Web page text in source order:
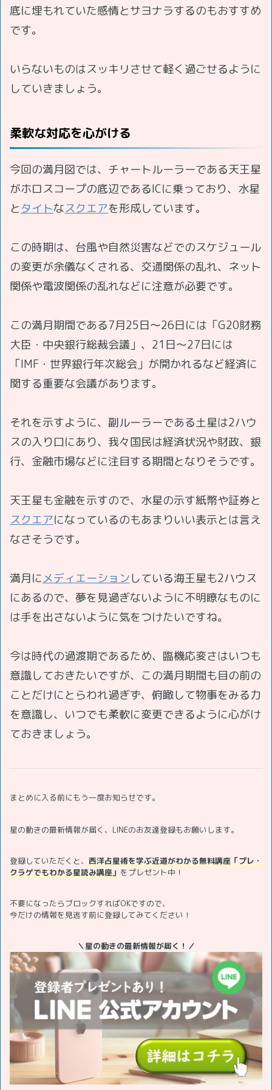
底に埋もれていた感情とサヨナラするのもおすすめ
です。
いらないものはスッキリさせて軽く過ごせるように
していきましょう。
柔軟な対応を心がける
今回の満月図では、チャートルーラーである天王星
がホロスコープの底辺であるICに乗っており、水星
と タイトなスクエアを形成しています。
この時期は、台風や自然災害などでのスケジュール
の変更が余儀なくされる、交通関係の乱れ、ネット
関係や電波関係の乱れなどに注意が必要です。
この満月期間である7月25日～26日には「G20財務
大臣・中央銀行総裁会議」、21日～27日には
「IMF・世界銀行年次総会」が開かれるなど経済に
関する重要な会議があります。
それを示すように、副ルーラーである土星は2ハウ
スの入り口にあり、我々国民は経済状況や財政、銀
行、金融市場などに注目する期間となりそうです。
天王星も金融を示すので、水星の示す紙幣や証券と
スクエアになっているのもあまりいい表示とは言え
なさそうです。
満月にメディエーションしている海王星も2ハウス
にあるので、夢を見過ぎないように不明瞭なものに
は手を出さないように気をつけたいですね。
今は時代の過渡期であるため、臨機応変さはいつも
意識しておきたいですが、この満月期間も目の前の
ことだけにとらわれ過ぎず、俯瞰して物事をみる力
を意識し、いつでも柔軟に変更できるように心がけ
ておきましょう。
まとめに入る前にもう一度お知らせです。
星の動きの最新情報が届く、LINEのお友達登録もお願いします。
登録していただくと、 西洋占星術を学ぶ近道がわかる無料講座「プレ・
クラゲでもわかる星読み講座」をプレゼント中！
不要になったらブロックすればOKですので、
今だけの情報を見逃す前に登録してみてください！
＼星の動きの最新情報が届く！／